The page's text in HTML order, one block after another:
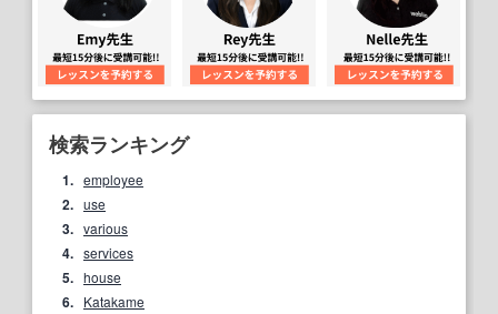
検索ランキング
1. employee
2. use
3. various
4. services
5. house
6. Katakame